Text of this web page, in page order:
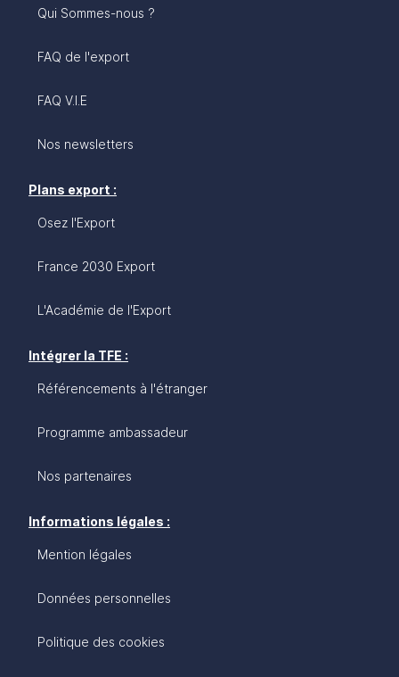
Qui Sommes-nous ?
FAQ de l'export
FAQ V.I.E
Nos newsletters
Plans export :
Osez l'Export
France 2030 Export
L'Académie de l'Export
Intégrer la TFE :
Référencements à l'étranger
Programme ambassadeur
Nos partenaires
Informations légales :
Mention légales
Données personnelles
Politique des cookies